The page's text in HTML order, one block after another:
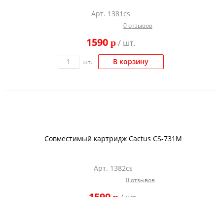
Арт. 1381cs
0 отзывов
1590 p/ шт.
шт. В корзину
Совместимый картридж Cactus CS-731M
Арт. 1382cs
0 отзывов